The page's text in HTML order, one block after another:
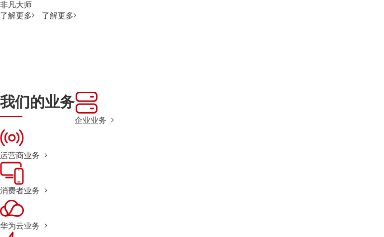
非凡大师
了解更多
了解更多
我们的业务
企业业务
运营商业务
消费者业务
华为云业务